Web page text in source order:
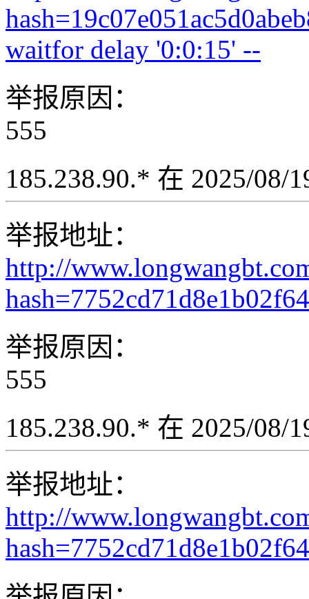
waitfor delay '0:0:15' --
举报原因：
555
185.238.90.* 在 2025/08/
举报地址：
http://
举报原因：
555
185.238.90.* 在 2025/08/
举报地址：
http://